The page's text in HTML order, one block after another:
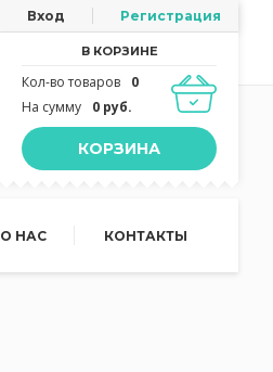
Вход Регистрация
В КОРЗИНЕ
Кол-во товаров
0
На сумму
0 руб.
КОРЗИНА
О НАС КОНТАКТЫ